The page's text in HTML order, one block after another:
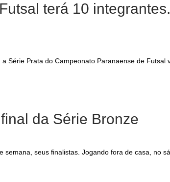
terá 10
Série Prata do Campeonato Paranaense de Futsal
da Série Bronze
seus finalistas. Jogando fora de casa, no